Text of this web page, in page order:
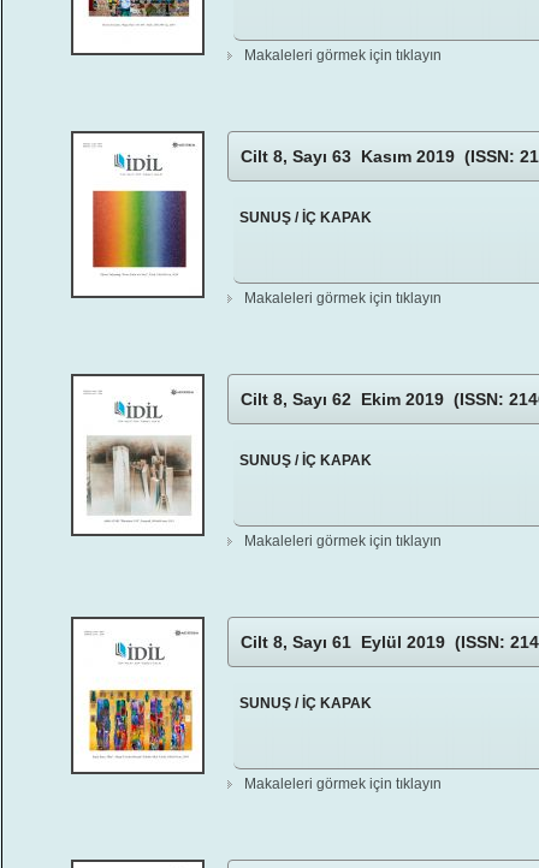
Makaleleri görmek için tıklayın
Cilt 8, Sayı 63 Kasım 2019 (ISSN:
SUNUŞ / İÇ KAPAK
Makaleleri görmek için tıklayın
Cilt 8, Sayı 62 Ekim 2019 (ISSN:
SUNUŞ / İÇ KAPAK
Makaleleri görmek için tıklayın
Cilt 8, Sayı 61 Eylül 2019 (ISSN:
SUNUŞ / İÇ KAPAK
Makaleleri görmek için tıklayın